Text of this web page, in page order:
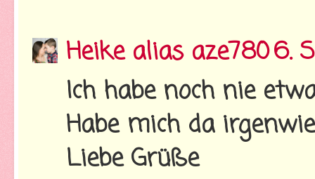
Heike alias aze7806.
Ich habe noch nie
Habe mich da
Liebe Grüße